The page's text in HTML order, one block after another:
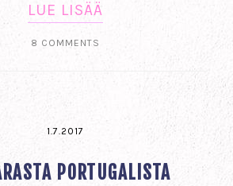
LUE LISÄÄ
8 COMMENTS
1.7.2017
PORTUGALISTA